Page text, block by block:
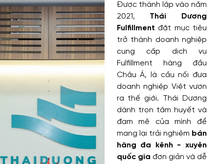
Được thành lập vào năm
2021, Thái Dương
Fulfillment đặt mục tiêu
trở thành doanh nghiệp
cung cấp dịch vụ
Fulfillment hàng đầu
Châu Á, là cầu nối đưa
doanh nghiệp Việt vươn
ra thế giới. Thái Dương
dành trọn tâm huyết và
đam mê của mình để
mang lại trải nghiệm bán
hàng đa kênh - xuyên
quốc gia đơn giản và dễ